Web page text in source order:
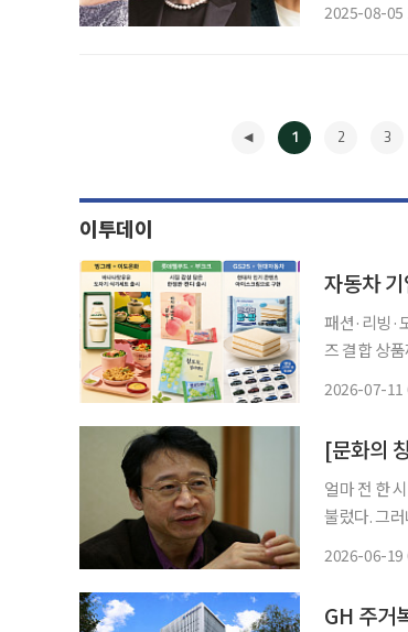
2025-08-05
1 2 3
이투데이
자동차
패션·리빙·
즈 결합 상품까지 차별
2026-07-11
[문화의
얼마 전 한
불렀다. 그
2026-06-19
GH 주거